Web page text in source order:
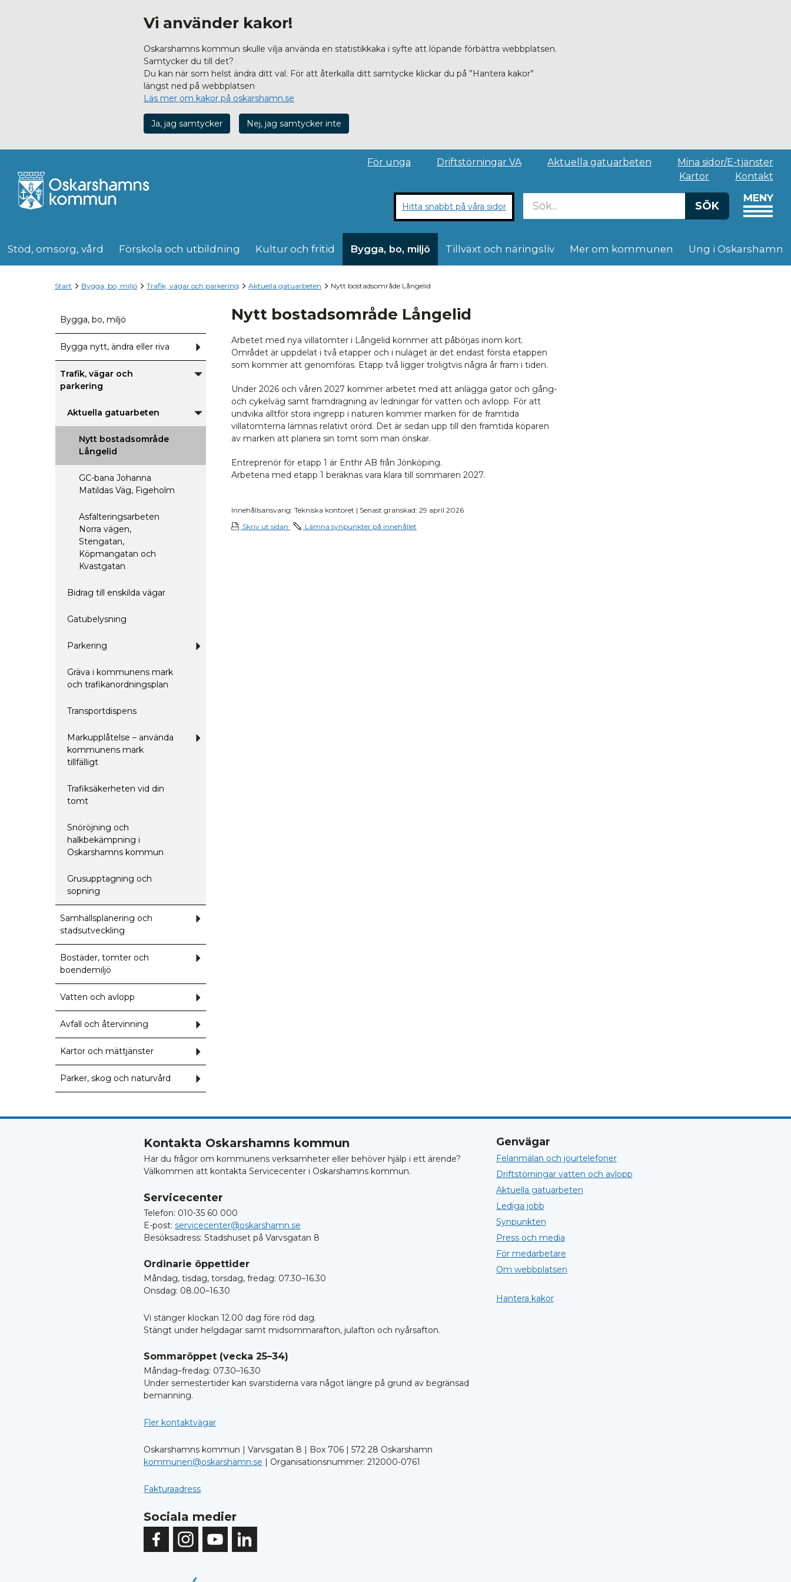
Vi använder kakor!
Oskarshamns kommun skulle vilja använda en statistikkaka i syfte att löpande förbättra webbplatsen.
Samtycker du till det?
Du kan när som helst ändra ditt val. För att återkalla ditt samtycke klickar du på ”Hantera kakor”
längst ned på webbplatsen
Läs mer om kakor på oskarshamn.se
Ja, jag samtycker Nej, jag samtycker inte
För unga Driftstörningar VA Aktuella gatuarbeten
Mina sidor/E-tjänster
Kartor
Kontakt
Hitta snabbt på våra sidor SÖK
MENY
Stöd, omsorg, vård Förskola och utbildning Kultur och fritid Bygga, bo, miljö Tillväxt och näringsliv Mer om kommunen Ung i Oskarshamn
Start Bygga, bo, miljö Trafik, vägar och parkering Aktuella gatuarbeten Nytt bostadsområde Långelid
Bygga, bo, miljö
Bygga nytt, ändra eller riva
Bygga
nytt,
Trafik, vägar och
parkering
och
Aktuella gatuarbeten
för
Nytt bostadsområde
Långelid
GC-bana Johanna
Matildas Väg, Figeholm
Asfalteringsarbeten
Norra vägen,
Stengatan,
Köpmangatan och
Kvastgatan
Bidrag till enskilda vägar
Gatubelysning
Parkering
Gräva i kommunens mark
och trafikanordningsplan
Transportdispens
Markupplåtelse – använda
kommunens mark
tillfälligt
Trafiksäkerheten vid din
tomt
Snöröjning och
halkbekämpning i
Oskarshamns kommun
Grusupptagning och
sopning
Samhällsplanering och
stadsutveckling
och
Bostäder, tomter och
boendemiljö
tomter
Vatten och avlopp
Vatten
Avfall och återvinning
Avfall
Kartor och mättjänster
Kartor
Parker, skog och naturvård
Parker,
naturvård
Nytt bostadsområde Långelid
Arbetet med nya villatomter i Långelid kommer att påbörjas inom kort.
Området är uppdelat i två etapper och i nuläget är det endast första etappen
som kommer att genomföras. Etapp två ligger troligtvis några år fram i tiden.
Under 2026 och våren 2027 kommer arbetet med att anlägga gator och gång-
och cykelväg samt framdragning av ledningar för vatten och avlopp. För att
undvika alltför stora ingrepp i naturen kommer marken för de framtida
villatomterna lämnas relativt orörd. Det är sedan upp till den framtida köparen
av marken att planera sin tomt som man önskar.
Entreprenör för etapp 1 är Enthr AB från Jönköping.
Arbetena med etapp 1 beräknas vara klara till sommaren 2027.
Innehållsansvarig: Tekniska kontoret | Senast granskad: 29 april 2026
Skriv ut sidan
Lämna synpunkter på innehållet
Kontakta Oskarshamns kommun
Har du frågor om kommunens verksamheter eller behöver hjälp i ett ärende?
Välkommen att kontakta Servicecenter i Oskarshamns kommun.
Servicecenter
Telefon: 010-35 60 000
E-post: servicecenter@oskarshamn.se
Besöksadress: Stadshuset på Varvsgatan 8
Ordinarie öppettider
Måndag, tisdag, torsdag, fredag: 07.30–16.30
Onsdag: 08.00–16.30
Vi stänger klockan 12.00 dag före röd dag.
Stängt under helgdagar samt midsommarafton, julafton och nyårsafton.
Sommaröppet (vecka 25–34)
Måndag–fredag: 07.30–16.30
Under semestertider kan svarstiderna vara något längre på grund av begränsad
bemanning.
Fler kontaktvägar
Oskarshamns kommun | Varvsgatan 8 | Box 706 | 572 28 Oskarshamn
kommunen@oskarshamn.se | Organisationsnummer: 212000-0761
Fakturaadress
Sociala medier
Genvägar
Felanmälan och jourtelefoner
Driftstörningar vatten och avlopp
Aktuella gatuarbeten
Lediga jobb
Synpunkten
Press och media
För medarbetare
Om webbplatsen
Hantera kakor